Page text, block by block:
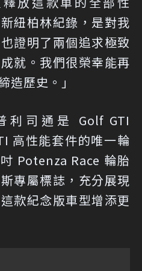
紐柏林紀錄，是對我
證明了兩個追求極致
就。我們很榮幸能再
造歷史。」
司通是 Golf GTI
高性能套件的唯一輪
Potenza Race 輪胎
專屬標誌，充分展現
款紀念版車型增添更